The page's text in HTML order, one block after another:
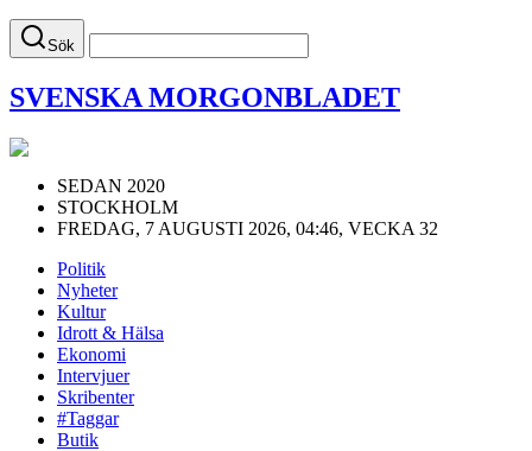
Sök
SVENSKA MORGONBLADET
SEDAN 2020
STOCKHOLM
FREDAG, 7 AUGUSTI 2026, 04:46, VECKA 32
Politik
Nyheter
Kultur
Idrott & Hälsa
Ekonomi
Intervjuer
Skribenter
#Taggar
Butik